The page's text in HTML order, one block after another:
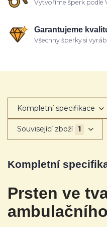
Vytvoříme šperk podle
Garantujeme
Všechny šperky si
Kompletní specifikace
Související zboží 1
Kompletní
Prsten ve